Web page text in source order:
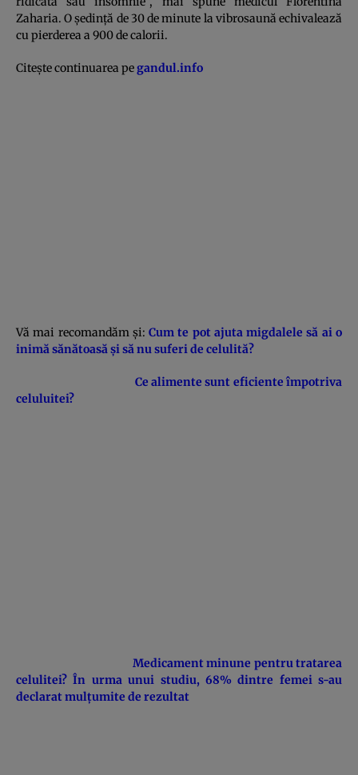
Zaharia. O şedinţă de 30 de minute la vibrosaună echivalează
cu pierderea a 900 de calorii.
Citeşte continuarea pegandul.info
Vă mai recomandăm şi:Cum te pot ajuta migdalele să ai o
inimă sănătoasă şi să nu suferi de celulită?
Ce alimente sunt eficiente împotriva
celuluitei?
Medicament minune pentru tratarea
celulitei? În urma unui studiu, 68% dintre femei s-au
declarat mulţumite de rezultat